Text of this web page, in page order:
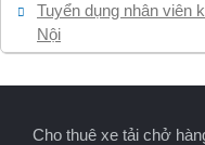
Tuyển dụng nhân viên
Nội
Cho thuê xe tải chở